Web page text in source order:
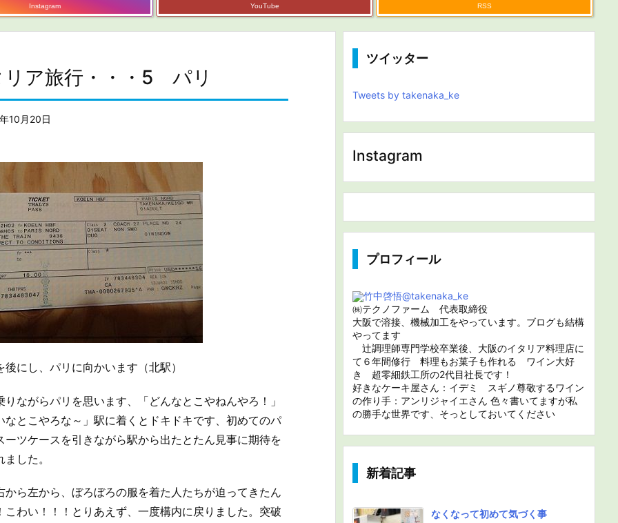
Instagram YouTube RSS
リア旅行・・・5 パリ
10月20日
後にし、パリに向かいます（北駅）
りながらパリを思います、「どんなとこやねんやろ！」
なとこやろな～」駅に着くとドキドキです、初めてのパ
ーツケースを引きながら駅から出たとたん見事に期待を
した。
から左から、ぼろぼろの服を着た人たちが迫ってきたん
こわい！！！とりあえず、一度構内に戻りました。突破
ツイッター
Tweets by takenaka_ke
Instagram
プロフィール
竹中啓悟@takenaka_ke
㈱テクノファーム 代表取締役
大阪で溶接、機械加工をやっています。ブログも結構
やってます
辻調理師専門学校卒業後、大阪のイタリア料理店に
て６年間修行 料理もお菓子も作れる ワイン大好
き 超零細鉄工所の2代目社長です！
好きなケーキ屋さん：イデミ スギノ尊敬するワイン
の作り手：アンリジャイエさん 色々書いてますが私
の勝手な世界です、そっとしておいてください
新着記事
なくなって初めて気づく事